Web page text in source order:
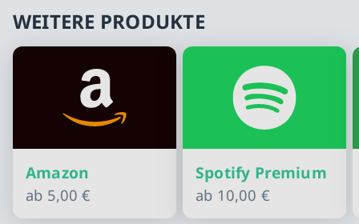
WEITERE PRODUKTE
Amazon
ab 5,00 €
Spotify Premium
ab 10,00 €